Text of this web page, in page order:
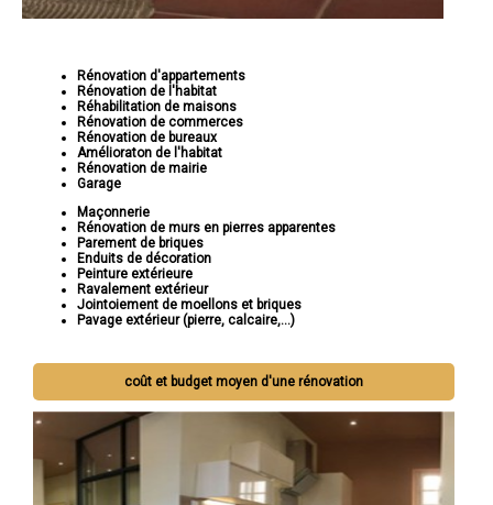
Rénovation d'appartements
Rénovation de l'habitat
Réhabilitation de maisons
Rénovation de commerces
Rénovation de bureaux
Amélioraton de l'habitat
Rénovation de mairie
Garage
Maçonnerie
Rénovation de murs en pierres apparentes
Parement de briques
Enduits de décoration
Peinture extérieure
Ravalement extérieur
Jointoiement de moellons et briques
Pavage extérieur (pierre, calcaire,...)
coût et budget moyen d'une rénovation